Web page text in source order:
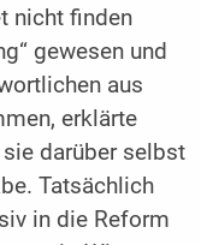
nicht finden
gewesen und
aus
erklärte
darüber selbst
Tatsächlich
in die Reform